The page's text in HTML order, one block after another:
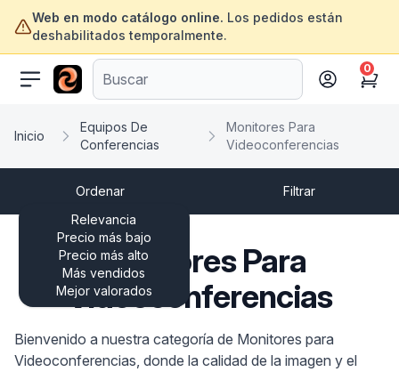
Web en modo catálogo online. Los pedidos están
deshabilitados temporalmente.
ofertasinformatica.com
Cart
0
Inicio
Equipos De
Conferencias
Monitores Para
Videoconferencias
Ordenar
Relevancia
Precio más bajo
Precio más alto
Más vendidos
Mejor valorados
Filtrar
Monitores Para
Videoconferencias
Bienvenido a nuestra categoría de Monitores para
Videoconferencias, donde la calidad de la imagen y el